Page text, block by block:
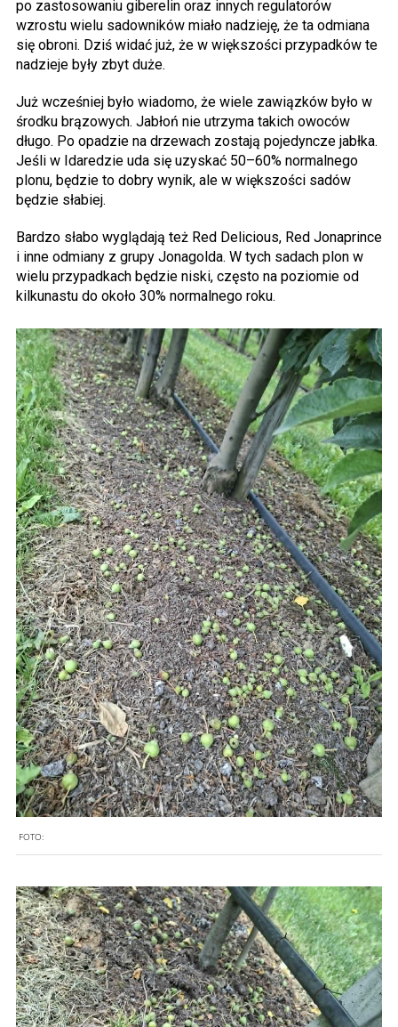
po zastosowaniu giberelin oraz innych regulatorów
wzrostu wielu sadowników miało nadzieję, że ta odmiana
się obroni. Dziś widać już, że w większości przypadków te
nadzieje były zbyt duże.
Już wcześniej było wiadomo, że wiele zawiązków było w
środku brązowych. Jabłoń nie utrzyma takich owoców
długo. Po opadzie na drzewach zostają pojedyncze jabłka.
Jeśli w Idaredzie uda się uzyskać 50–60% normalnego
plonu, będzie to dobry wynik, ale w większości sadów
będzie słabiej.
Bardzo słabo wyglądają też Red Delicious, Red Jonaprince
i inne odmiany z grupy Jonagolda. W tych sadach plon w
wielu przypadkach będzie niski, często na poziomie od
kilkunastu do około 30% normalnego roku.
FOTO: